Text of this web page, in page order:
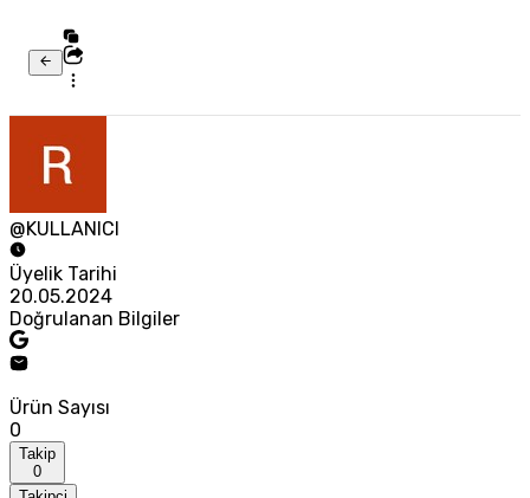
@KULLANICI
Üyelik Tarihi
20.05.2024
Doğrulanan Bilgiler
Ürün Sayısı
0
Takip
0